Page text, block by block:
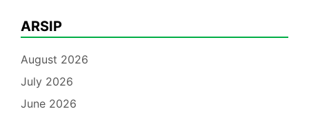
ARSIP
August 2026
July 2026
June 2026